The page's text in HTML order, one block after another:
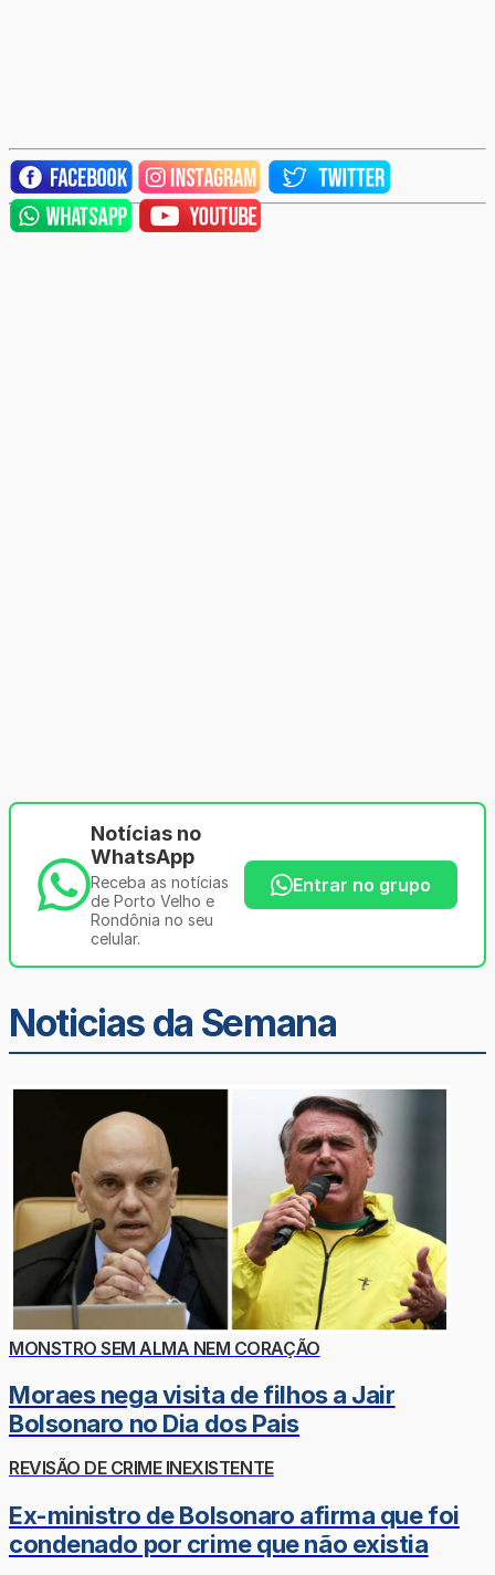
Notícias no
WhatsApp
Receba as notícias
de Porto Velho e
Rondônia no seu
celular.
Entrar no grupo
Noticias da Semana
MONSTRO SEM ALMA NEM CORAÇÃO
Moraes nega visita de filhos a Jair
Bolsonaro no Dia dos Pais
REVISÃO DE CRIME INEXISTENTE
Ex-ministro de Bolsonaro afirma que foi
condenado por crime que não existia